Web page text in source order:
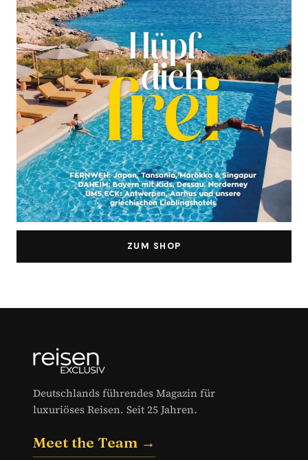
ZUM SHOP
Deutschlands führendes Magazin für
luxuriöses Reisen. Seit 25 Jahren.
Meet the Team →